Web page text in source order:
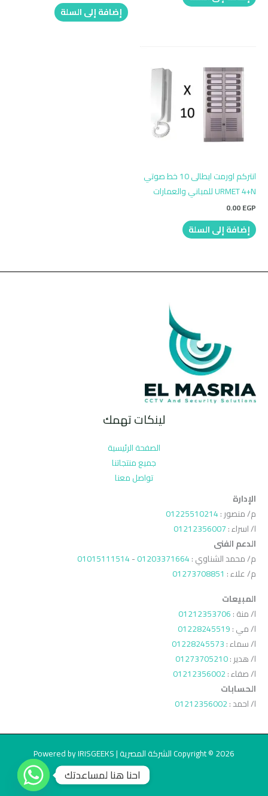
إضافة إلى السلة
انتركم اورمت ايطالى 10 خط صوتي
URMET 4+N للمباني والعمارات
0.00EGP
إضافة إلى السلة
لينكات تهمك
الصفحة الرئيسية
جميع منتجاتنا
تواصل معنا
الإدارة
م/ منصور :01225510214
ا/ اسراء :01212356007
الدعم الفنى
م/ محمد الشناوي :01203371664
-
01015111514
م/ علاء : 01273708851
المبيعات
ا/ منة :01212353706
ا/ مي :01228245519
ا/ سماء :01228245573
ا/ هدير :01273705210
ا/ صفاء :01212356002
الحسابات
ا/ احمد :01212356002
Copyright © 2026 الشركة المصرية | Powered by IRISGEEKS
احنا هنا لمساعدتك